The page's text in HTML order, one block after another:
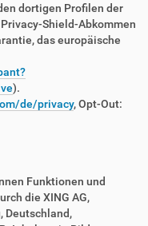
dortigen Profilen der
Shield-Abkommen
das europäische
).
de/privacy, Opt-Out:
Funktionen und
die XING AG,
Deutschland,